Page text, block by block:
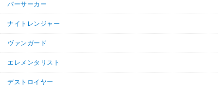
バーサーカー
ナイトレンジャー
ヴァンガード
エレメンタリスト
デストロイヤー